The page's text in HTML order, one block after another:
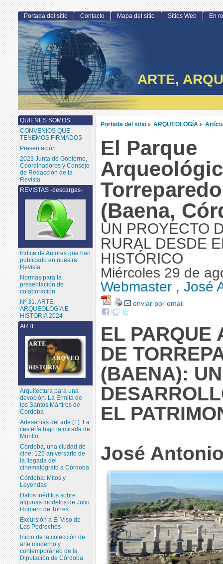
ARTE,
Portada del sitio > ARQUEOLOGÍA >
El Parque
(Baena,
UN PROYECTO
RURAL DESDE
HISTÓRICO
Miércoles 29 de
Webmaster, José
enviar por email
EL PARQUE
DE
(BAENA):
EL
José
Portada del sitio Contacto Mapa del sitio Sitios Web En
QUIENES SOMOS
CONVENIOS QUE
TENEMOS FIRMADOS
Presentación
2023 Junta de Gobierno,
Coordinadores y Consejo
de Redacción de la
Revista
ARTE
Arquitectura para una
devoción. La Ermita de
los Santos Mártires de
Córdoba
Artesanías del arte (1): La
cestería bajo la mirada de
Murillo
Córdoba, una ciudad de
cine: 125 aniversario de
la llegada del
cinematógrafo a Córdoba
Córdoba: Mitos y
Leyendas
Datos inéditos sobre
algunas modelos de Julio
Romero de Torres
Excursión a El Viso de
Los Pedroches
Inicio de la colección de
arte moderno y
contemporáneo de la
Diputación de Córdoba
REVISTAS -descargas-
Índice de Autores que han
publicado en nuestra
Revista
Normas para la
presentación de
colaboración
Nº 31. ARTE,
ARQUEOLOGÍA E
HISTORIA 2024